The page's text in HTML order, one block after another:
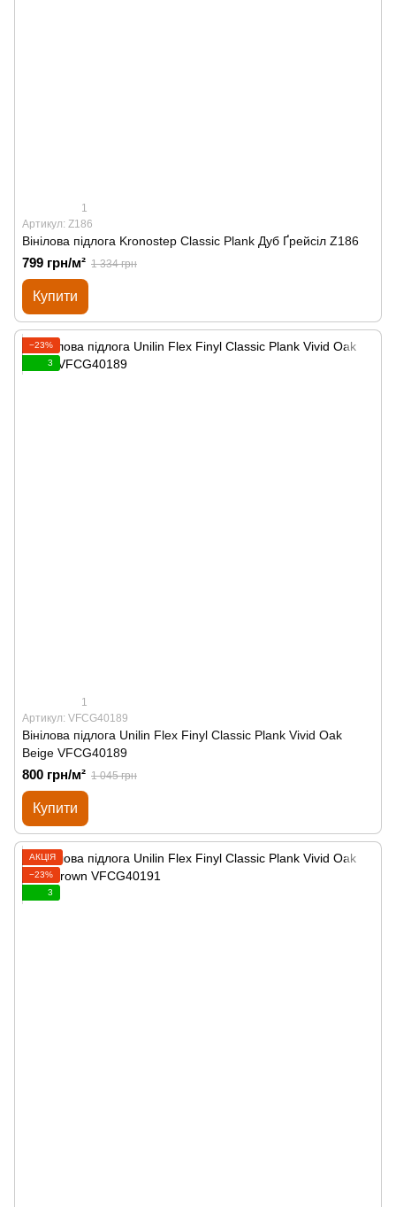
1
Артикул: Z186
Вінілова підлога Kronostep Classic Plank Дуб Ґрейсіл Z186
799 грн/м² 1 334 грн
Купити
−23%
3
1
Артикул: VFCG40189
Вінілова підлога Unilin Flex Finyl Classic Plank Vivid Oak
Beige VFCG40189
800 грн/м² 1 045 грн
Купити
АКЦІЯ
−23%
3